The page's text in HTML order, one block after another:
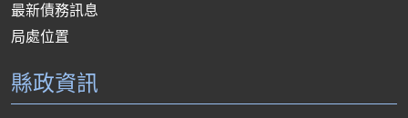
最新債務訊息
局處位置
縣政資訊